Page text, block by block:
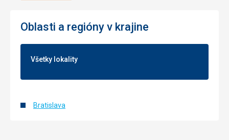
Oblasti a regióny v krajine
Všetky lokality
Bratislava